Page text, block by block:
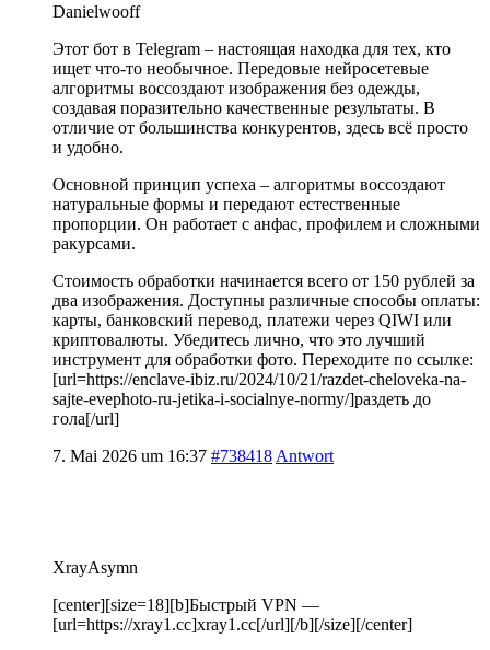
Danielwooff
Этот бот в Telegram – настоящая находка для тех, кто
ищет что-то необычное. Передовые нейросетевые
алгоритмы воссоздают изображения без одежды,
создавая поразительно качественные результаты. В
отличие от большинства конкурентов, здесь всё просто
и удобно.
Основной принцип успеха – алгоритмы воссоздают
натуральные формы и передают естественные
пропорции. Он работает с анфас, профилем и сложными
ракурсами.
Стоимость обработки начинается всего от 150 рублей за
два изображения. Доступны различные способы оплаты:
карты, банковский перевод, платежи через QIWI или
криптовалюты. Убедитесь лично, что это лучший
инструмент для обработки фото. Переходите по ссылке:
[url=https://enclave-ibiz.ru/2024/10/21/razdet-cheloveka-na-
sajte-evephoto-ru-jetika-i-socialnye-normy/]раздеть до
гола[/url]
7. Mai 2026 um 16:37 #738418 Antwort
XrayAsymn
[center][size=18][b]Быстрый VPN —
[url=https://xray1.cc]xray1.cc[/url][/b][/size][/center]